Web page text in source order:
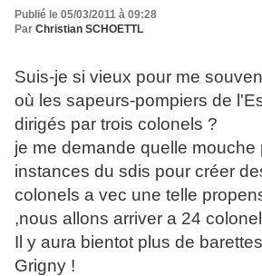
Publié le 05/03/2011 à 09:28
Par Christian SCHOETTL
Suis-je si vieux pour me
où les sapeurs-pompiers de
dirigés par trois colonels ?
je me demande quelle mouche
instances du sdis pour créer
colonels a vec une telle
,nous allons arriver a 24
Il y aura bientot plus de
Grigny !